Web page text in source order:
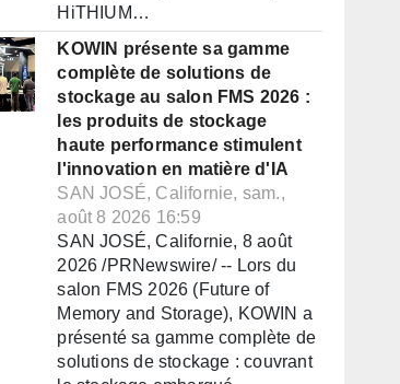
HiTHIUM…
KOWIN présente sa gamme
complète de solutions de
stockage au salon FMS 2026 :
les produits de stockage
haute performance stimulent
l'innovation en matière d'IA
SAN JOSÉ, Californie, sam.,
août 8 2026 16:59
SAN JOSÉ, Californie, 8 août
2026 /PRNewswire/ -- Lors du
salon FMS 2026 (Future of
Memory and Storage), KOWIN a
présenté sa gamme complète de
solutions de stockage : couvrant